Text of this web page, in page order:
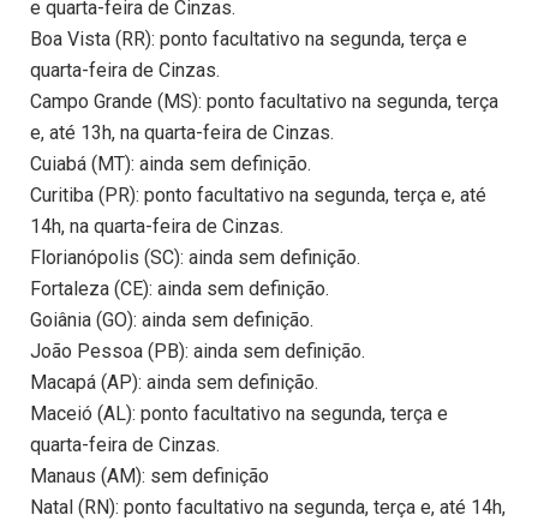
e quarta-feira de Cinzas.
Boa Vista (RR): ponto facultativo na segunda, terça e
quarta-feira de Cinzas.
Campo Grande (MS): ponto facultativo na segunda, terça
e, até 13h, na quarta-feira de Cinzas.
Cuiabá (MT): ainda sem definição.
Curitiba (PR): ponto facultativo na segunda, terça e, até
14h, na quarta-feira de Cinzas.
Florianópolis (SC): ainda sem definição.
Fortaleza (CE): ainda sem definição.
Goiânia (GO): ainda sem definição.
João Pessoa (PB): ainda sem definição.
Macapá (AP): ainda sem definição.
Maceió (AL): ponto facultativo na segunda, terça e
quarta-feira de Cinzas.
Manaus (AM): sem definição
Natal (RN): ponto facultativo na segunda, terça e, até 14h,